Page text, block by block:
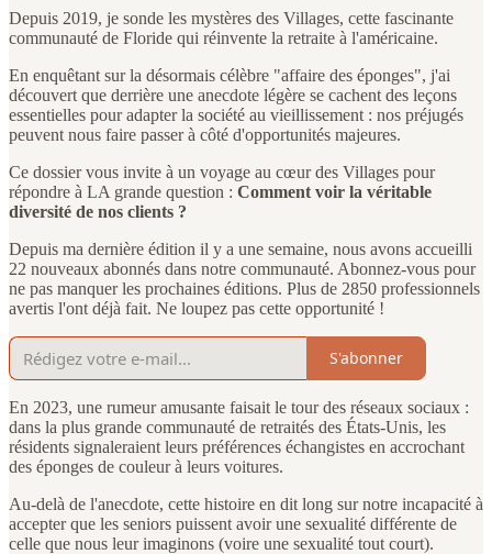
Depuis 2019, je sonde les mystères des Villages, cette fascinante
communauté de Floride qui réinvente la retraite à l'américaine.
En enquêtant sur la désormais célèbre "affaire des éponges", j'ai
découvert que derrière une anecdote légère se cachent des leçons
essentielles pour adapter la société au vieillissement : nos préjugés
peuvent nous faire passer à côté d'opportunités majeures.
Ce dossier vous invite à un voyage au cœur des Villages pour
répondre à LA grande question : Comment voir la véritable
diversité de nos clients ?
Depuis ma dernière édition il y a une semaine, nous avons accueilli
22 nouveaux abonnés dans notre communauté. Abonnez-vous pour
ne pas manquer les prochaines éditions. Plus de 2850 professionnels
avertis l'ont déjà fait. Ne loupez pas cette opportunité !
S'abonner
En 2023, une rumeur amusante faisait le tour des réseaux sociaux :
dans la plus grande communauté de retraités des États-Unis, les
résidents signaleraient leurs préférences échangistes en accrochant
des éponges de couleur à leurs voitures.
Au-delà de l'anecdote, cette histoire en dit long sur notre incapacité à
accepter que les seniors puissent avoir une sexualité différente de
celle que nous leur imaginons (voire une sexualité tout court).